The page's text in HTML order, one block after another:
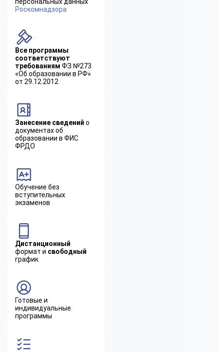
Роскомнадзора
Все программы
соответствуют
требованиям ФЗ №273
«Об образовании в РФ»
от 29.12.2012
Занесение сведений о
документах об
образовании в ФИС
ФРДО
Обучение без
вступительных
экзаменов
Дистанционный
формат и свободный
график
Готовые и
индивидуальные
программы